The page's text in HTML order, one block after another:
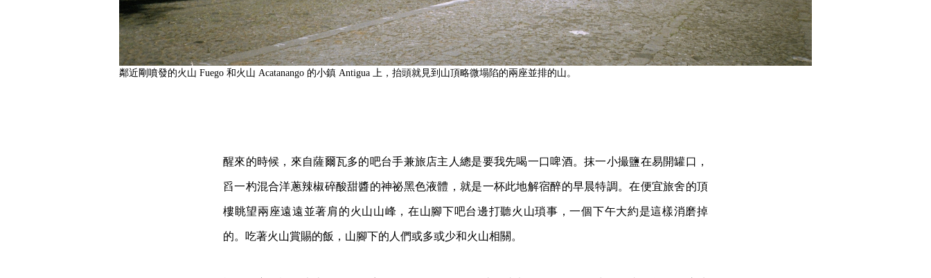
鄰近剛噴發的火山 Fuego 和火山 Acatanango 的小鎮 Antigua 上，抬頭就見到山頂略微塌陷的兩座並排的山。
醒來的時候，來自薩爾瓦多的吧台手兼旅店主人總是要我先喝一口啤酒。抹一小撮鹽在易開罐口，
舀一杓混合洋蔥辣椒碎酸甜醬的神祕黑色液體，就是一杯此地解宿醉的早晨特調。在便宜旅舍的頂
樓眺望兩座遠遠並著肩的火山山峰，在山腳下吧台邊打聽火山瑣事，一個下午大約是這樣消磨掉
的。吃著火山賞賜的飯，山腳下的人們或多或少和火山相關。